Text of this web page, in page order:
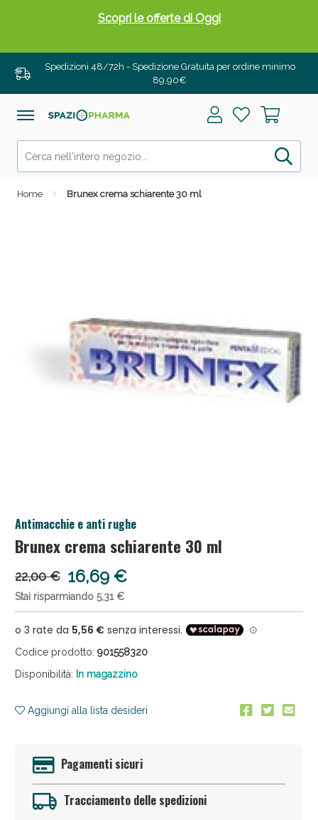
Spedizioni 48/72h - Spedizione Gratuita per ordine minimo
89,90€
Home Brunex crema schiarente 30 ml
Antimacchie e anti rughe
Brunex crema schiarente 30 ml
22,00 € 16,69 €
Stai risparmiando 5,31 €
Codice prodotto: 901558320
Disponibilità: In magazzino
Aggiungi alla lista desideri
Pagamenti sicuri
Tracciamento delle spedizioni
Scopri le offerte di Oggi
Salini e Multivitaminici: oggi Sconto extra fino al
Anticellulite e Fanghi: Sconto fino al 40% valido
oggi!